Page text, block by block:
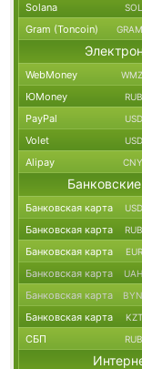
Solana SOL
Gram (Toncoin) GRAM
WebMoney WMZ
ЮMoney RUB
PayPal USD
Volet USD
Alipay CNY
Банковская карта USD
Банковская карта RUB
Банковская карта EUR
Банковская карта UAH
Банковская карта BYN
Банковская карта KZT
СБП RUB